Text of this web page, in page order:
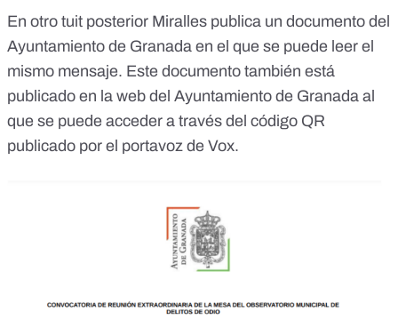
En otro tuit posterior Miralles publica un documento del
Ayuntamiento de Granada en el que se puede leer el
mismo mensaje. Este documento también está
publicado en la web del Ayuntamiento de Granada al
que se puede acceder a través del código QR
publicado por el portavoz de Vox.